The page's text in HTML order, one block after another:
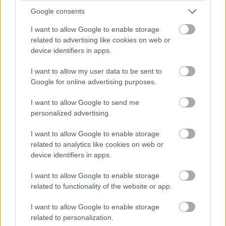
Google consents
I want to allow Google to enable storage
related to advertising like cookies on web or
device identifiers in apps.
I want to allow my user data to be sent to
Google for online advertising purposes.
I want to allow Google to send me
personalized advertising.
I want to allow Google to enable storage
related to analytics like cookies on web or
device identifiers in apps.
I want to allow Google to enable storage
related to functionality of the website or app.
I want to allow Google to enable storage
related to personalization.
Svetlo v dome